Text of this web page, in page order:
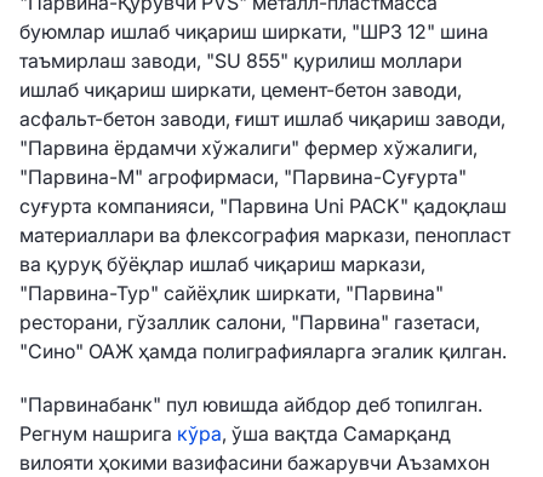
буюмлар ишлаб чиқариш ширкати, "ШРЗ 12" шина
таъмирлаш заводи, "SU 855" қурилиш моллари
ишлаб чиқариш ширкати, цемент-бетон заводи,
асфальт-бетон заводи, ғишт ишлаб чиқариш заводи,
"Парвина ёрдамчи хўжалиги" фермер хўжалиги,
"Парвина-М" агрофирмаси, "Парвина-Суғурта"
суғурта компанияси, "Парвина Uni PACK" қадоқлаш
материаллари ва флексография маркази, пенопласт
ва қуруқ бўёқлар ишлаб чиқариш маркази,
"Парвина-Тур" сайёҳлик ширкати, "Парвина"
ресторани, гўзаллик салони, "Парвина" газетаси,
"Сино" ОАЖ ҳамда полиграфияларга эгалик қилган.
"Парвинабанк" пул ювишда айбдор деб топилган.
Регнум нашрига кўра, ўша вақтда Самарқанд
вилояти ҳокими вазифасини бажарувчи Аъзамхон